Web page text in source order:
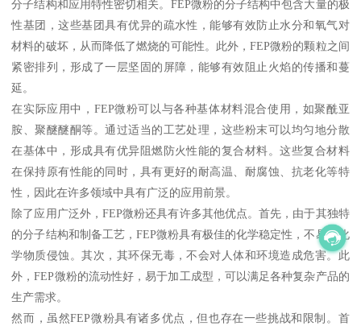
分子结构和应用特性密切相关。FEP微粉的分子结构中包含大量的极
性基团，这些基团具有优异的疏水性，能够有效防止水分和氧气对
材料的破坏，从而降低了燃烧的可能性。此外，FEP微粉的颗粒之间
紧密排列，形成了一层坚固的屏障，能够有效阻止火焰的传播和蔓
延。
在实际应用中，FEP微粉可以与各种基体材料混合使用，如聚酰亚
胺、聚醚醚酮等。通过适当的工艺处理，这些粉末可以均匀地分散
在基体中，形成具有优异阻燃防火性能的复合材料。这些复合材料
在保持原有性能的同时，具有更好的耐高温、耐腐蚀、抗老化等特
性，因此在许多领域中具有广泛的应用前景。
除了应用广泛外，FEP微粉还具有许多其他优点。首先，由于其独特
的分子结构和制备工艺，FEP微粉具有极佳的化学稳定性，不易受化
学物质侵蚀。其次，其环保无毒，不会对人体和环境造成危害。此
外，FEP微粉的流动性好，易于加工成型，可以满足各种复杂产品的
生产需求。
然而，虽然FEP微粉具有诸多优点，但也存在一些挑战和限制。首